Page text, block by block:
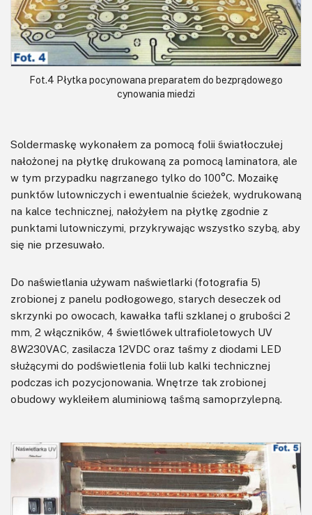
Fot.4 Płytka pocynowana preparatem do bezprądowego
cynowania miedzi
Soldermaskę wykonałem za pomocą folii światłoczułej
nałożonej na płytkę drukowaną za pomocą laminatora, ale
w tym przypadku nagrzanego tylko do 100°C. Mozaikę
punktów lutowniczych i ewentualnie ścieżek, wydrukowaną
na kalce technicznej, nałożyłem na płytkę zgodnie z
punktami lutowniczymi, przykrywając wszystko szybą, aby
się nie przesuwało.
Do naświetlania używam naświetlarki (fotografia 5)
zrobionej z panelu podłogowego, starych deseczek od
skrzynki po owocach, kawałka tafli szklanej o grubości 2
mm, 2 włączników, 4 świetlówek ultrafioletowych UV
8W230VAC, zasilacza 12VDC oraz taśmy z diodami LED
służącymi do podświetlenia folii lub kalki technicznej
podczas ich pozycjonowania. Wnętrze tak zrobionej
obudowy wykleiłem aluminiową taśmą samoprzylepną.